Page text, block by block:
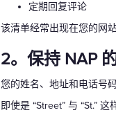
定期回复评论
该清单经常出现在您的网
2。保持 NAP
您的姓名、地址和电话号
即使是 “Street” 与 “St.”